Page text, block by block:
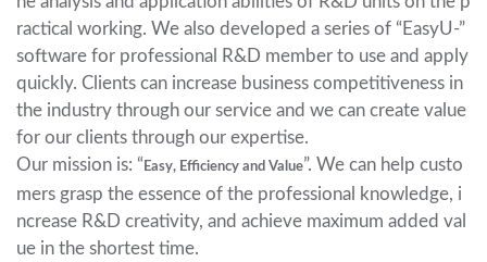
ractical working. We also developed a series of “EasyU-”
software for professional R&D member to use and apply
quickly. Clients can increase business competitiveness in
the industry through our service and we can create value
for our clients through our expertise.
Our mission is: “ Easy, Efficiency and Value”. We can help custo
mers grasp the essence of the professional knowledge, i
ncrease R&D creativity, and achieve maximum added val
ue in the shortest time.